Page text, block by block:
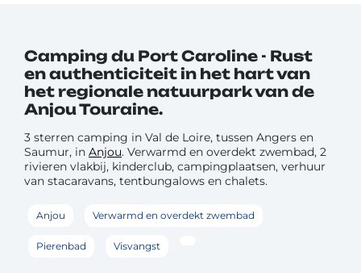
Camping du Port Caroline - Rust
en authenticiteit in het hart van
het regionale natuurpark van de
Anjou Touraine.
3 sterren camping in Val de Loire, tussen Angers en
Saumur, in Anjou. Verwarmd en overdekt zwembad, 2
rivieren vlakbij, kinderclub, campingplaatsen, verhuur
van stacaravans, tentbungalows en chalets.
Anjou Verwarmd en overdekt zwembad
Pierenbad Visvangst